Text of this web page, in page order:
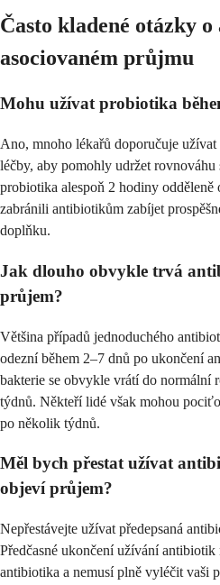
Často kladené otázky
asociovaném průjmu
Mohu užívat probiotika
Ano, mnoho lékařů doporučuje
léčby, aby pomohly udržet
probiotika alespoň 2 hodiny odděleně
zabránili antibiotikům zabíjet
doplňku.
Jak dlouho obvykle trvá
průjem?
Většina případů jednoduchého
odezní během 2–7 dnů po ukončení
bakterie se obvykle vrátí do normální
týdnů. Někteří lidé však mohou
po několik týdnů.
Měl bych přestat užívat
objeví průjem?
Nepřestávejte užívat předepsaná
Předčasné ukončení užívání antibiotik
antibiotika a nemusí plně vyléčit vaši